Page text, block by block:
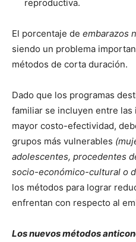
reproductiva.
El porcentaje de embarazos
siendo un problema
métodos de corta duración.
Dado que los programas
familiar se incluyen entre
mayor costo-efectividad,
grupos más vulnerables
adolescentes, procedentes
socio-económico-cultural o
los métodos para lograr
enfrentan con respecto al
Los nuevos métodos